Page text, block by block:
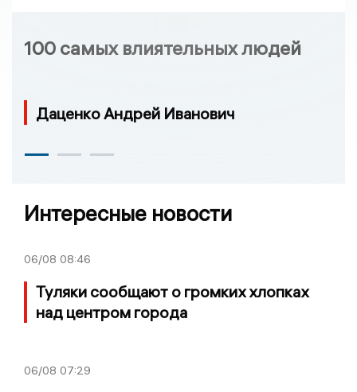
100 самых влиятельных людей
Даценко Андрей Иванович
Интересные новости
06/08 08:46
Туляки сообщают о громких хлопках
над центром города
06/08 07:29